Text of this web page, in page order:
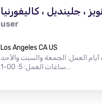
، جلينديل ، كاليفورنيا
user
Los Angeles CA US
أيام العمل: الجمعة والسبت والأحد
ساعات العمل: 5: 00-1…